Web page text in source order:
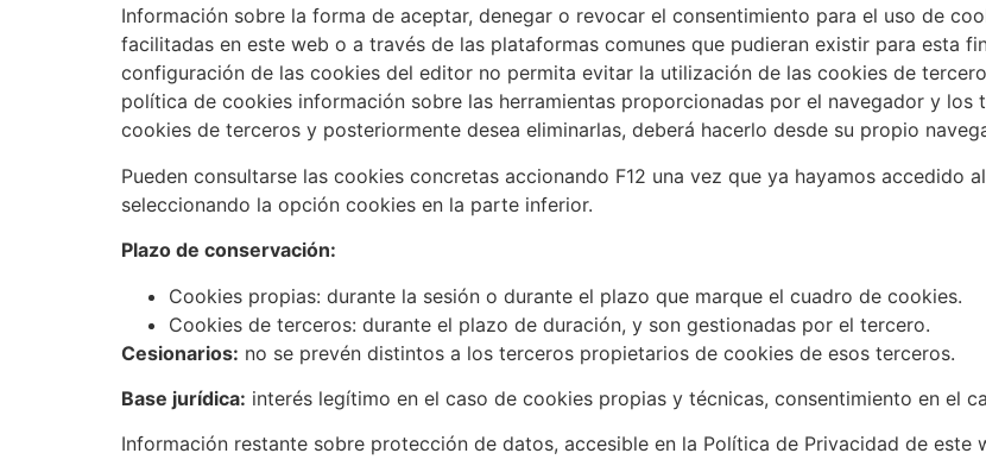
Información sobre la forma de aceptar, denegar o revocar el consentimiento para el uso de
facilitadas en este web o a través de las plataformas comunes que pudieran existir para esta
configuración de las cookies del editor no permita evitar la utilización de las cookies de
política de cookies información sobre las herramientas proporcionadas por el navegador y los
cookies de terceros y posteriormente desea eliminarlas, deberá hacerlo desde su propio
Pueden consultarse las cookies concretas accionando F12 una vez que ya hayamos accedido
seleccionando la opción cookies en la parte inferior.
Plazo de conservación:
Cookies propias: durante la sesión o durante el plazo que marque el cuadro de cookies.
Cookies de terceros: durante el plazo de duración, y son gestionadas por el tercero.
Cesionarios: no se prevén distintos a los terceros propietarios de cookies de esos terceros.
Base jurídica: interés legítimo en el caso de cookies propias y técnicas, consentimiento en el
Información restante sobre protección de datos, accesible en la Política de Privacidad de este